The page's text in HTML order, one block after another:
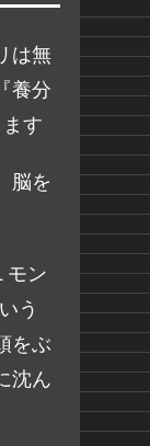
は無
養分
す
脳を
モン
う
をぶ
沈ん